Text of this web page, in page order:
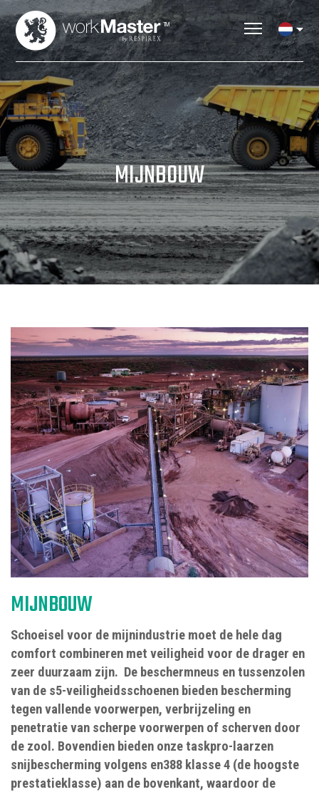
MIJNBOUW
MIJNBOUW
Schoeisel voor de mijnindustrie moet de hele dag
comfort combineren met veiligheid voor de drager en
zeer duurzaam zijn. De beschermneus en tussenzolen
van de s5-veiligheidsschoenen bieden bescherming
tegen vallende voorwerpen, verbrijzeling en
penetratie van scherpe voorwerpen of scherven door
de zool. Bovendien bieden onze taskpro-laarzen
snijbescherming volgens en388 klasse 4 (de hoogste
prestatieklasse) aan de bovenkant, waardoor de